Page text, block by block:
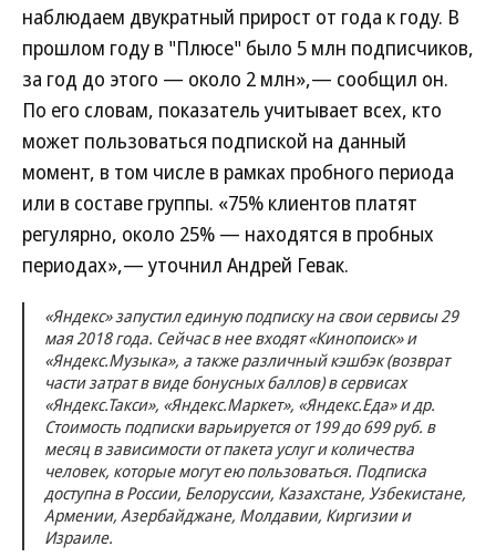
наблюдаем двукратный прирост от года к году. В
прошлом году в "Плюсе" было 5 млн подписчиков,
за год до этого — около 2 млн»,— сообщил он.
По его словам, показатель учитывает всех, кто
может пользоваться подпиской на данный
момент, в том числе в рамках пробного периода
или в составе группы. «75% клиентов платят
регулярно, около 25% — находятся в пробных
периодах»,— уточнил Андрей Гевак.
«Яндекс» запустил единую подписку на свои сервисы 29
мая 2018 года. Сейчас в нее входят «Кинопоиск» и
«Яндекс.Музыка», а также различный кэшбэк (возврат
части затрат в виде бонусных баллов) в сервисах
«Яндекс.Такси», «Яндекс.Маркет», «Яндекс.Еда» и др.
Стоимость подписки варьируется от 199 до 699 руб. в
месяц в зависимости от пакета услуг и количества
человек, которые могут ею пользоваться. Подписка
доступна в России, Белоруссии, Казахстане, Узбекистане,
Армении, Азербайджане, Молдавии, Киргизии и
Израиле.